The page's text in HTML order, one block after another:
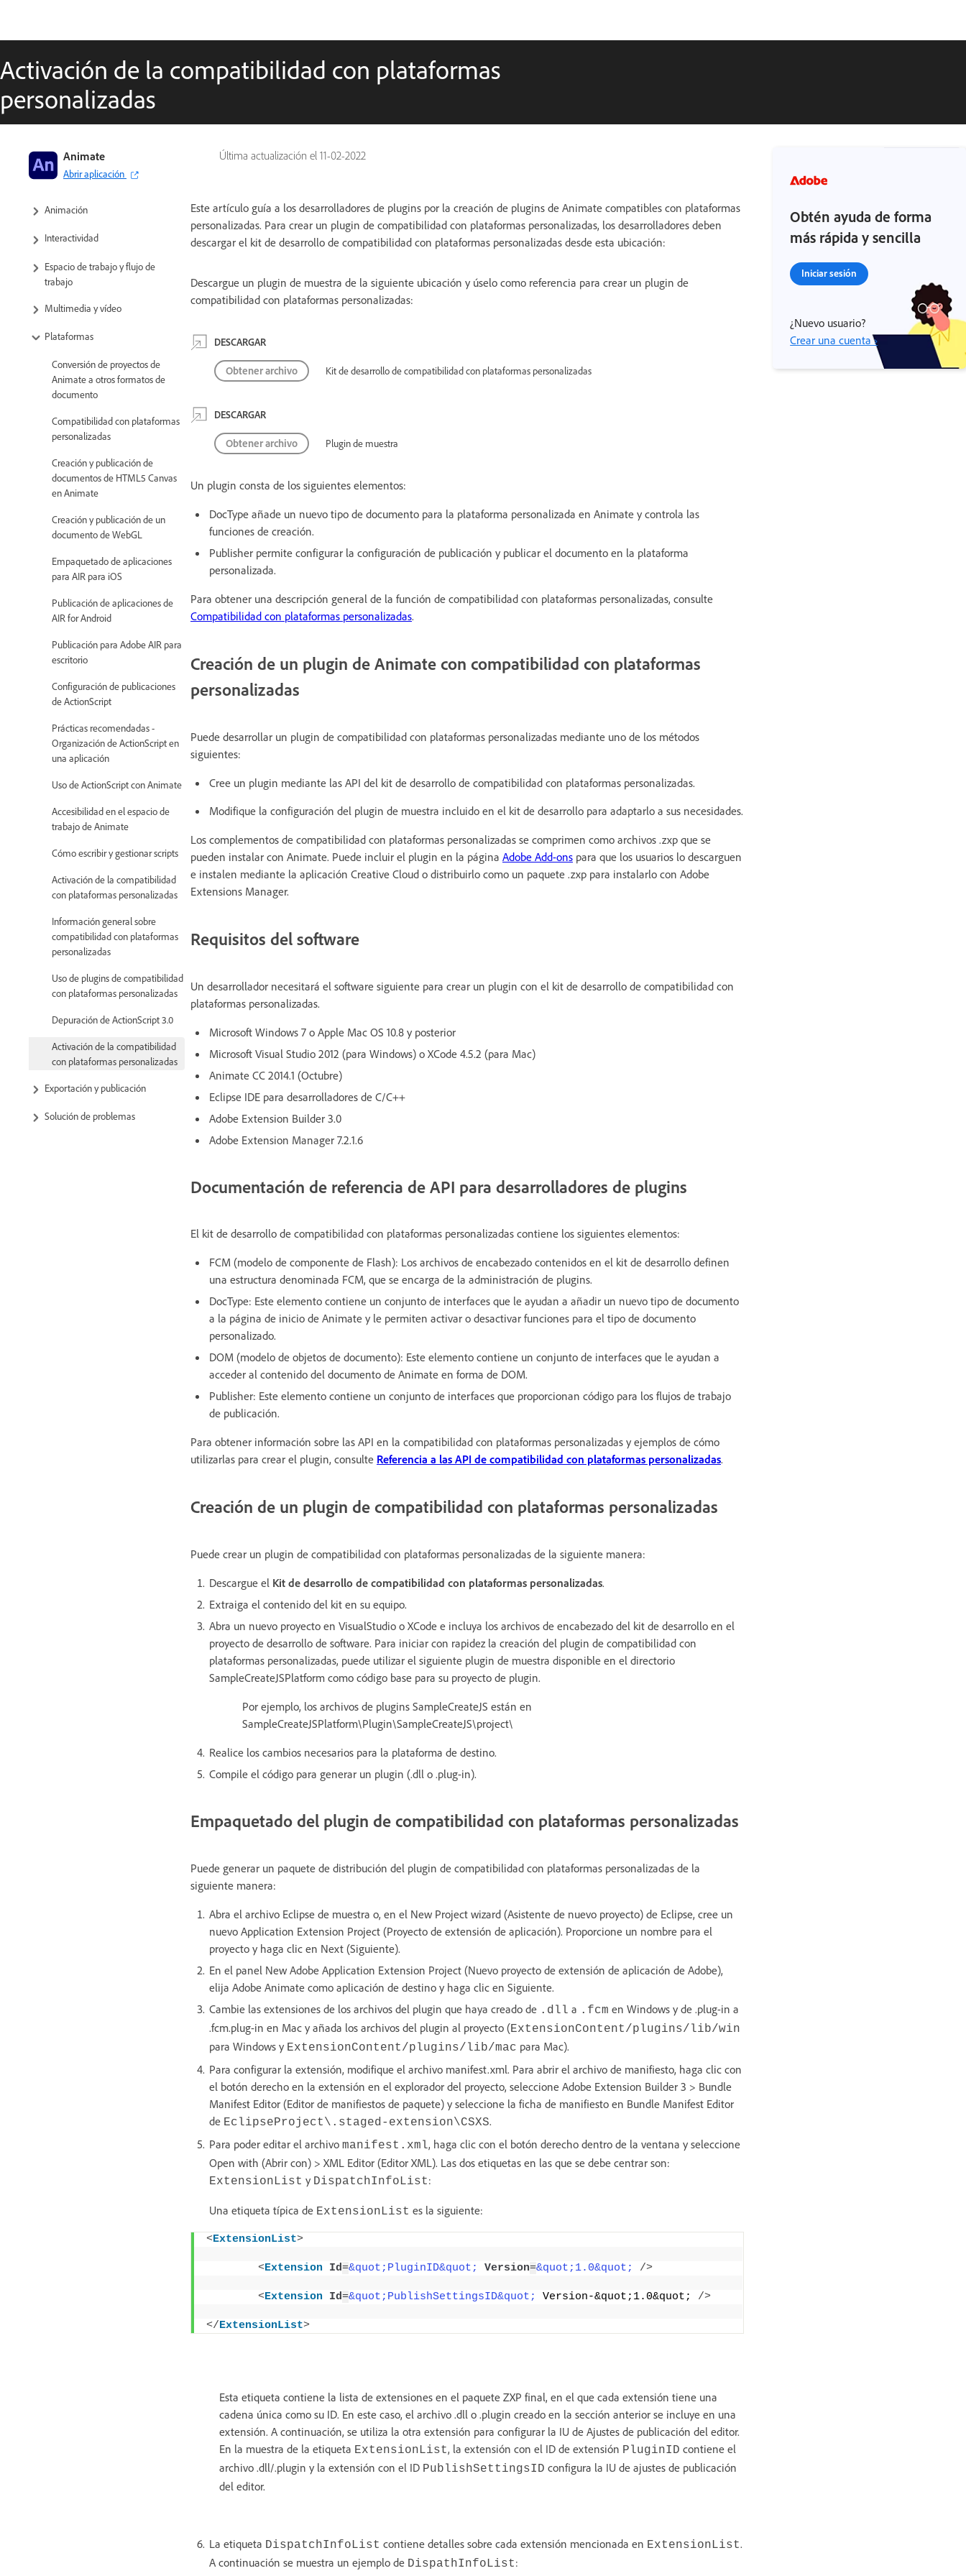
Activación de la compatibilidad con plataformas
personalizadas
Última actualización el 11-02-2022
Animate
Abrir aplicación
Guía del usuario de Adobe Animate
Introducción a Animate
Animación
Interactividad
Espacio de trabajo y flujo de
trabajo
Multimedia y vídeo
Plataformas
Conversión de proyectos de
Animate a otros formatos de
documento
Compatibilidad con plataformas
personalizadas
Creación y publicación de
documentos de HTML5 Canvas
en Animate
Creación y publicación de un
documento de WebGL
Empaquetado de aplicaciones
para AIR para iOS
Publicación de aplicaciones de
AIR for Android
Publicación para Adobe AIR para
escritorio
Configuración de publicaciones
de ActionScript
Prácticas recomendadas -
Organización de ActionScript en
una aplicación
Uso de ActionScript con Animate
Accesibilidad en el espacio de
trabajo de Animate
Cómo escribir y gestionar scripts
Activación de la compatibilidad
con plataformas personalizadas
Información general sobre
compatibilidad con plataformas
personalizadas
Uso de plugins de compatibilidad
con plataformas personalizadas
Depuración de ActionScript 3.0
Activación de la compatibilidad
con plataformas personalizadas
Exportación y publicación
Solución de problemas
Este artículo guía a los desarrolladores de plugins por la creación de plugins de Animate compatibles con plataformas
personalizadas. Para crear un plugin de compatibilidad con plataformas personalizadas, los desarrolladores deben
descargar el kit de desarrollo de compatibilidad con plataformas personalizadas desde esta ubicación:
Descargue un plugin de muestra de la siguiente ubicación y úselo como referencia para crear un plugin de
compatibilidad con plataformas personalizadas:
DESCARGAR
Obtener archivo Kit de desarrollo de compatibilidad con plataformas personalizadas
DESCARGAR
Obtener archivo Plugin de muestra
Un plugin consta de los siguientes elementos:
DocType añade un nuevo tipo de documento para la plataforma personalizada en Animate y controla las
funciones de creación.
Publisher permite configurar la configuración de publicación y publicar el documento en la plataforma
personalizada.
Para obtener una descripción general de la función de compatibilidad con plataformas personalizadas, consulte
Compatibilidad con plataformas personalizadas.
Creación de un plugin de Animate con compatibilidad con plataformas
personalizadas
Puede desarrollar un plugin de compatibilidad con plataformas personalizadas mediante uno de los métodos
siguientes:
Cree un plugin mediante las API del kit de desarrollo de compatibilidad con plataformas personalizadas.
Modifique la configuración del plugin de muestra incluido en el kit de desarrollo para adaptarlo a sus necesidades.
Los complementos de compatibilidad con plataformas personalizadas se comprimen como archivos .zxp que se
pueden instalar con Animate. Puede incluir el plugin en la página Adobe Add-ons para que los usuarios lo descarguen
e instalen mediante la aplicación Creative Cloud o distribuirlo como un paquete .zxp para instalarlo con Adobe
Extensions Manager.
Requisitos del software
Un desarrollador necesitará el software siguiente para crear un plugin con el kit de desarrollo de compatibilidad con
plataformas personalizadas.
Microsoft Windows 7 o Apple Mac OS 10.8 y posterior
Microsoft Visual Studio 2012 (para Windows) o XCode 4.5.2 (para Mac)
Animate CC 2014.1 (Octubre)
Eclipse IDE para desarrolladores de C/C++
Adobe Extension Builder 3.0
Adobe Extension Manager 7.2.1.6
Documentación de referencia de API para desarrolladores de plugins
El kit de desarrollo de compatibilidad con plataformas personalizadas contiene los siguientes elementos:
FCM (modelo de componente de Flash): Los archivos de encabezado contenidos en el kit de desarrollo definen
una estructura denominada FCM, que se encarga de la administración de plugins.
DocType: Este elemento contiene un conjunto de interfaces que le ayudan a añadir un nuevo tipo de documento
a la página de inicio de Animate y le permiten activar o desactivar funciones para el tipo de documento
personalizado.
DOM (modelo de objetos de documento): Este elemento contiene un conjunto de interfaces que le ayudan a
acceder al contenido del documento de Animate en forma de DOM.
Publisher: Este elemento contiene un conjunto de interfaces que proporcionan código para los flujos de trabajo
de publicación.
Para obtener información sobre las API en la compatibilidad con plataformas personalizadas y ejemplos de cómo
utilizarlas para crear el plugin, consulte Referencia a las API de compatibilidad con plataformas personalizadas.
Creación de un plugin de compatibilidad con plataformas personalizadas
Puede crear un plugin de compatibilidad con plataformas personalizadas de la siguiente manera:
Descargue el Kit de desarrollo de compatibilidad con plataformas personalizadas.
Extraiga el contenido del kit en su equipo.
Abra un nuevo proyecto en VisualStudio o XCode e incluya los archivos de encabezado del kit de desarrollo en el
proyecto de desarrollo de software. Para iniciar con rapidez la creación del plugin de compatibilidad con
plataformas personalizadas, puede utilizar el siguiente plugin de muestra disponible en el directorio
SampleCreateJSPlatform como código base para su proyecto de plugin.
Por ejemplo, los archivos de plugins SampleCreateJS están en
SampleCreateJSPlatform\Plugin\SampleCreateJS\project\
Realice los cambios necesarios para la plataforma de destino.
Compile el código para generar un plugin (.dll o .plug-in).
Empaquetado del plugin de compatibilidad con plataformas personalizadas
Puede generar un paquete de distribución del plugin de compatibilidad con plataformas personalizadas de la
siguiente manera:
Abra el archivo Eclipse de muestra o, en el New Project wizard (Asistente de nuevo proyecto) de Eclipse, cree un
nuevo Application Extension Project (Proyecto de extensión de aplicación). Proporcione un nombre para el
proyecto y haga clic en Next (Siguiente).
En el panel New Adobe Application Extension Project (Nuevo proyecto de extensión de aplicación de Adobe),
elija Adobe Animate como aplicación de destino y haga clic en Siguiente.
Cambie las extensiones de los archivos del plugin que haya creado de .dll a .fcm en Windows y de .plug-in a
.fcm.plug-in en Mac y añada los archivos del plugin al proyecto (ExtensionContent/plugins/lib/win
para Windows y ExtensionContent/plugins/lib/mac para Mac).
Para configurar la extensión, modifique el archivo manifest.xml. Para abrir el archivo de manifiesto, haga clic con
el botón derecho en la extensión en el explorador del proyecto, seleccione Adobe Extension Builder 3 > Bundle
Manifest Editor (Editor de manifiestos de paquete) y seleccione la ficha de manifiesto en Bundle Manifest Editor
de EclipseProject\.staged-extension\CSXS.
Para poder editar el archivo manifest.xml, haga clic con el botón derecho dentro de la ventana y seleccione
Open with (Abrir con) > XML Editor (Editor XML). Las dos etiquetas en las que se debe centrar son:
ExtensionList y DispatchInfoList:
Una etiqueta típica de ExtensionList es la siguiente:
<ExtensionList>
<Extension Id=&quot;PluginID&quot; Version=&quot;1.0&quot; />
<Extension Id=&quot;PublishSettingsID&quot; Version-&quot;1.0&quot; />
</ExtensionList>
Esta etiqueta contiene la lista de extensiones en el paquete ZXP final, en el que cada extensión tiene una
cadena única como su ID. En este caso, el archivo .dll o .plugin creado en la sección anterior se incluye en una
extensión. A continuación, se utiliza la otra extensión para configurar la IU de Ajustes de publicación del editor.
En la muestra de la etiqueta ExtensionList, la extensión con el ID de extensión PluginID contiene el
archivo .dll/.plugin y la extensión con el ID PublishSettingsID configura la IU de ajustes de publicación
del editor.
La etiqueta DispatchInfoList contiene detalles sobre cada extensión mencionada en ExtensionList.
A continuación se muestra un ejemplo de DispathInfoList:
Obtén ayuda de forma
más rápida y sencilla
Iniciar sesión
¿Nuevo usuario?
Crear una cuenta ›